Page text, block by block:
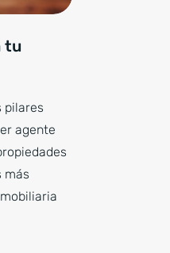
tu
pilares
agente
más